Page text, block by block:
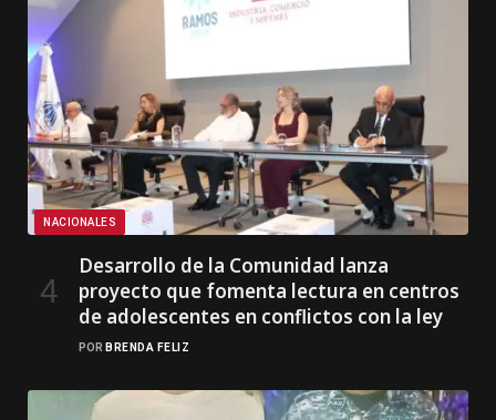
NACIONALES
Desarrollo de la Comunidad lanza
proyecto que fomenta lectura en centros
de adolescentes en conflictos con la ley
POR BRENDA FELIZ